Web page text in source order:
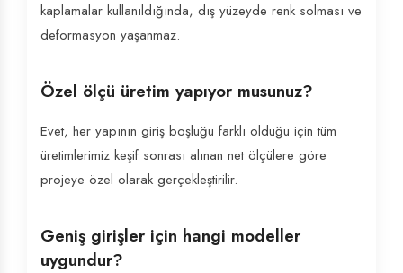
kaplamalar kullanıldığında, dış yüzeyde renk solması ve
deformasyon yaşanmaz.
Özel ölçü üretim yapıyor musunuz?
Evet, her yapının giriş boşluğu farklı olduğu için tüm
üretimlerimiz keşif sonrası alınan net ölçülere göre
projeye özel olarak gerçekleştirilir.
Geniş girişler için hangi modeller
uygundur?